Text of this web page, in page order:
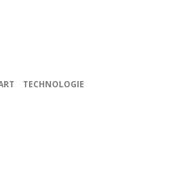
TECHNOLOGIE